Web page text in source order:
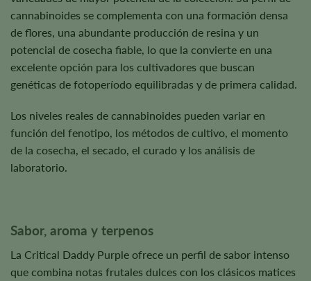
cannabinoides se complementa con una formación densa
de flores, una abundante producción de resina y un
potencial de cosecha fiable, lo que la convierte en una
excelente opción para los cultivadores que buscan
genéticas de fotoperíodo equilibradas y de primera calidad.
Los niveles reales de cannabinoides pueden variar en
función del fenotipo, los métodos de cultivo, el momento
de la cosecha, el secado, el curado y los análisis de
laboratorio.
Sabor, aroma y terpenos
La Critical Daddy Purple ofrece un perfil de sabor intenso
que combina notas frutales dulces con los clásicos matices